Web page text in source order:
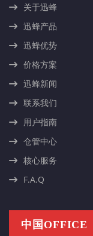
关于迅蜂
迅蜂产品
迅蜂优势
价格方案
迅蜂新闻
联系我们
用户指南
仓管中心
核心服务
F.A.Q
中国OFFICE